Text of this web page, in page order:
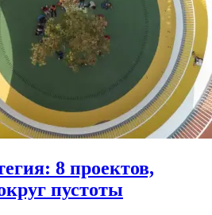
8 проектов,
пустоты